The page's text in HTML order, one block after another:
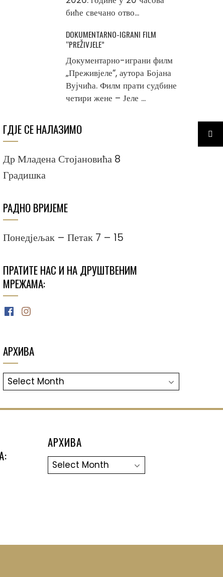
биће свечано отво...
DOKUMENTARNO-IGRANI FILM
“PREŽIVJELE”
Документарно-играни филм
„Преживјеле“, аутора Бојана
Вујчића. Филм прати судбине
четири жене – Јеле ...
ГДЈЕ СЕ НАЛАЗИМО
Др Младена Стојановића 8
Градишка
РАДНО ВРИЈЕМЕ
Понедјељак – Петак 7 – 15
ПРАТИТЕ НАС И НА ДРУШТВЕНИМ
МРЕЖАМА:
Facebook
Instagram
АРХИВА
АРХИВА
АРХИВА
Архива